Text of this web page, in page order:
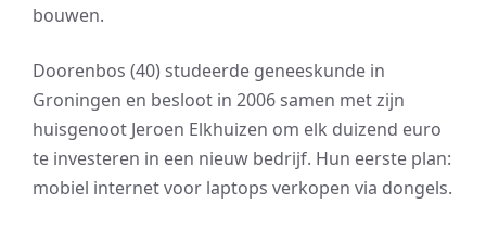
bouwen.
Doorenbos (40) studeerde geneeskunde in
Groningen en besloot in 2006 samen met zijn
huisgenoot Jeroen Elkhuizen om elk duizend euro
te investeren in een nieuw bedrijf. Hun eerste plan:
mobiel internet voor laptops verkopen via dongels.